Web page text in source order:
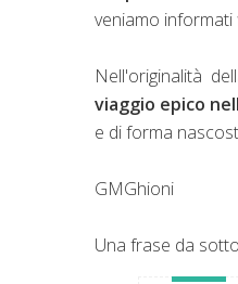
veniamo informati
Nell'originalità
viaggio epico
e di forma
GMGhioni
Una frase da